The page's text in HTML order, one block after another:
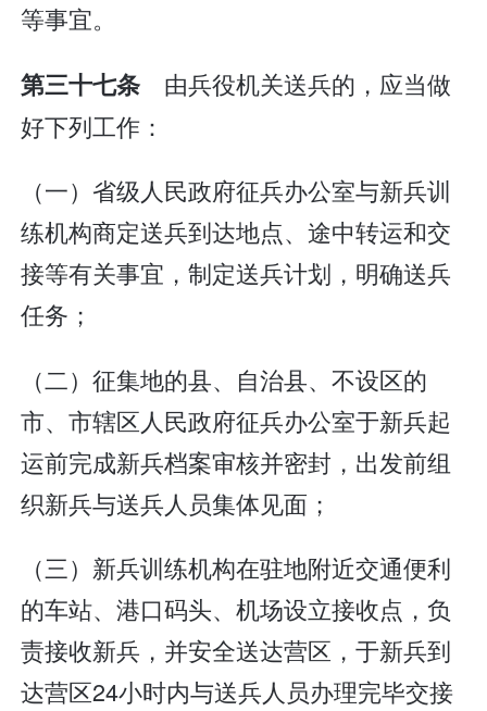
等事宜。
第三十七条 由兵役机关送兵的，应当做
好下列工作：
（一）省级人民政府征兵办公室与新兵训
练机构商定送兵到达地点、途中转运和交
接等有关事宜，制定送兵计划，明确送兵
任务；
（二）征集地的县、自治县、不设区的
市、市辖区人民政府征兵办公室于新兵起
运前完成新兵档案审核并密封，出发前组
织新兵与送兵人员集体见面；
（三）新兵训练机构在驻地附近交通便利
的车站、港口码头、机场设立接收点，负
责接收新兵，并安全送达营区，于新兵到
达营区24小时内与送兵人员办理完毕交接